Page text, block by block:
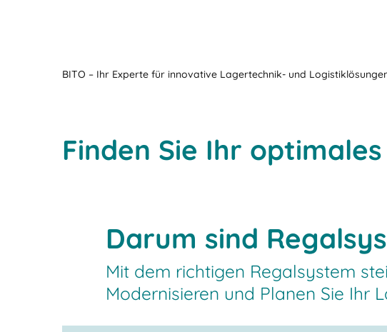
BITO – Ihr Experte für innovative Lagertechnik- und
Finden Sie Ihr
Darum sind
Mit dem richtigen Regalsystem
Modernisieren und Planen Sie Ihr